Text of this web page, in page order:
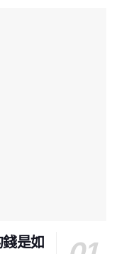
是如